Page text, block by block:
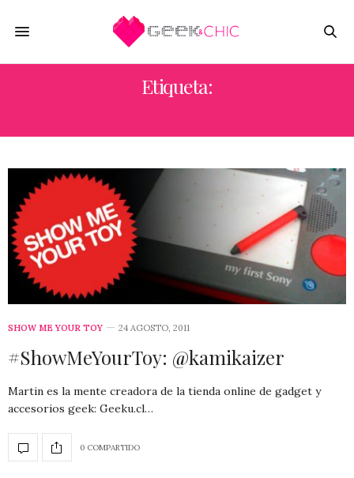
Etiqueta:
SHOW ME YOUR TOY 24 AGOSTO, 2011
#ShowMeYourToy: @kamikaizer
Martin es la mente creadora de la tienda online de gadget y
accesorios geek: Geeku.cl…
0 COMPARTIDO